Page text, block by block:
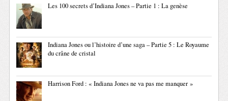
Les 100 secrets d’Indiana Jones – Partie 1 : La genèse
Indiana Jones ou l’histoire d’une saga – Partie 5 : Le Royaume
du crâne de cristal
Harrison Ford : « Indiana Jones ne va pas me manquer »